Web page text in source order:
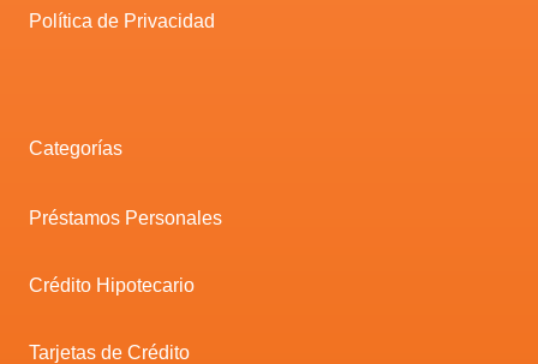
Política de Privacidad
Categorías
Préstamos Personales
Crédito Hipotecario
Tarjetas de Crédito